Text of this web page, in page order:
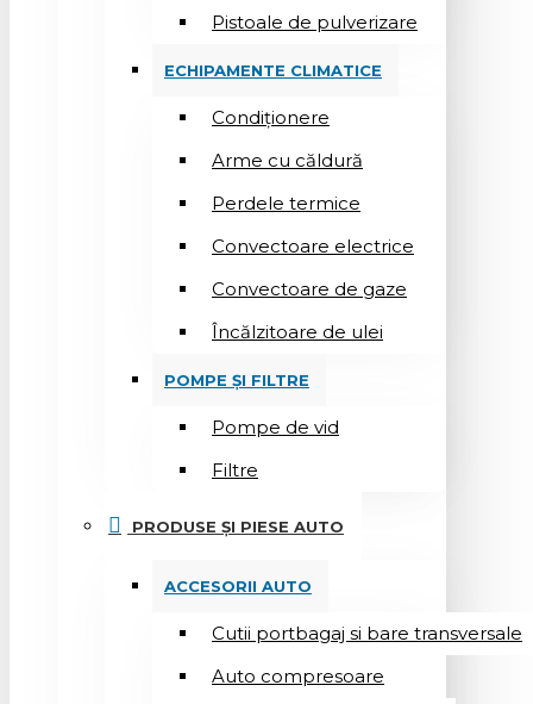
Pistoale de pulverizare
ECHIPAMENTE CLIMATICE
Condiționere
Arme cu căldură
Perdele termice
Convectoare electrice
Convectoare de gaze
Încălzitoare de ulei
POMPE ȘI FILTRE
Pompe de vid
Filtre
PRODUSE ȘI PIESE AUTO
ACCESORII AUTO
Cutii portbagaj si bare transversale
Auto compresoare